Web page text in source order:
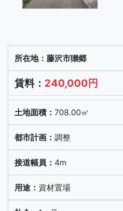
藤沢市獺郷
240,000円
708.00㎡
調整
4m
資材置場